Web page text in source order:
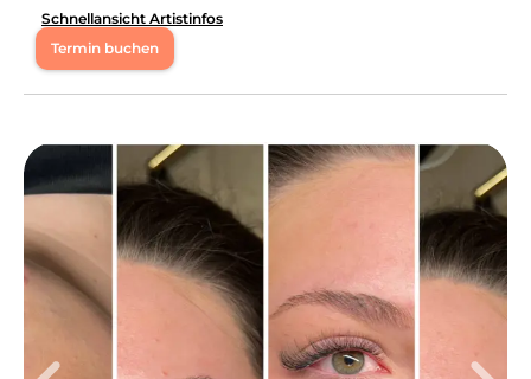
Schnellansicht Artistinfos
Termin buchen
Mo 17:30 - 18:00
Di 17:30 - 18:00
17:30 - 18:00
Fr 14:00 - 17:00
10:30 - 17:00